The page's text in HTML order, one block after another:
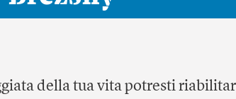
della tua vita potresti